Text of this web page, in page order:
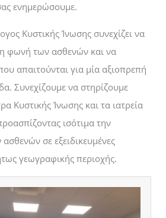
ενημερώσουμε.
Κυστικής Ίνωσης συνεχίζει να
φωνή των ασθενών και να
που απαιτούνται για μία αξιοπρεπή
Συνεχίζουμε να στηρίζουμε
Κυστικής Ίνωσης και τα ιατρεία
ισότιμα την
σε εξειδικευμένες
γεωγραφικής περιοχής.